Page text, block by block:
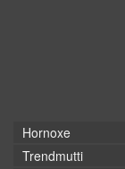
Hornoxe
Trendmutti